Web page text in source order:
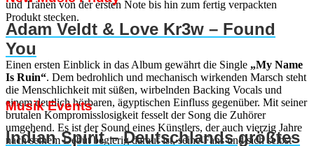
und Tränen von der ersten Note bis hin zum fertig verpackten
Produkt stecken.
Einen ersten Einblick in das Album gewährt die Single „My Name
Is Ruin“. Dem bedrohlich und mechanisch wirkenden Marsch steht
die Menschlichkeit mit süßen, wirbelnden Backing Vocals und
einem deutlich hörbaren, ägyptischen Einfluss gegenüber. Mit seiner
brutalen Kompromisslosigkeit fesselt der Song die Zuhörer
umgehend. Es ist der Sound eines Künstlers, der auch vierzig Jahre
nach seinem Debüt begierig darauf ist, seine Fans und sich selbst
Adam Veldt & Love Kr3w – Found
You
Musik Events
Indian Spirit – Deutschlands größtes